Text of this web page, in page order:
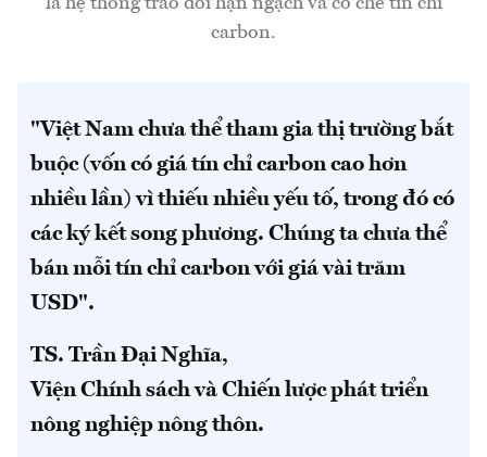
carbon.
"Việt Nam chưa thể tham gia thị trường bắt
buộc (vốn có giá tín chỉ carbon cao hơn
nhiều lần) vì thiếu nhiều yếu tố, trong đó có
các ký kết song phương. Chúng ta chưa thể
bán mỗi tín chỉ carbon với giá vài trăm
USD".
TS. Trần Đại Nghĩa,
Viện Chính sách và Chiến lược phát triển
nông nghiệp nông thôn.